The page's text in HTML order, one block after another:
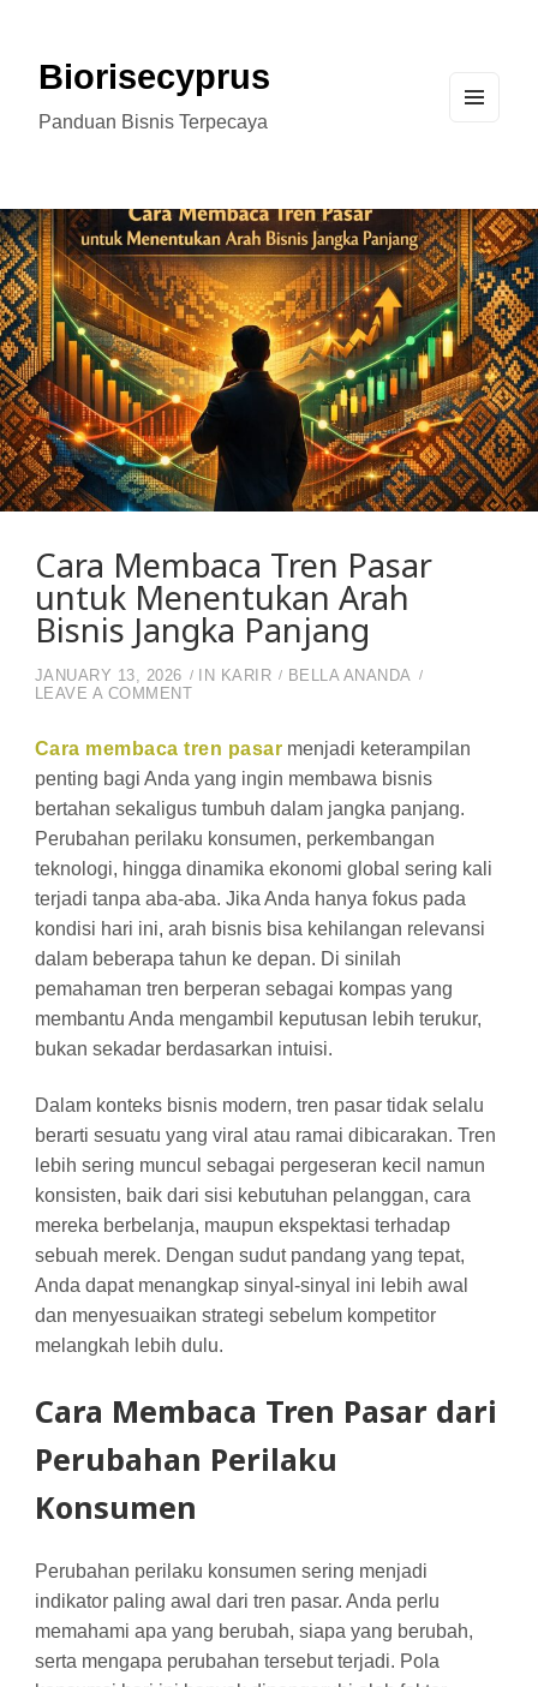
Biorisecyprus
Panduan Bisnis Terpecaya
Cara Membaca Tren Pasar
untuk Menentukan Arah
Bisnis Jangka Panjang
JANUARY 13, 2026 IN KARIR
BELLA ANANDA
LEAVE A COMMENT ON CARA MEMBACA TREN PASAR
Cara membaca tren pasar menjadi keterampilan
penting bagi Anda yang ingin membawa bisnis
bertahan sekaligus tumbuh dalam jangka panjang.
Perubahan perilaku konsumen, perkembangan
teknologi, hingga dinamika ekonomi global sering kali
terjadi tanpa aba-aba. Jika Anda hanya fokus pada
kondisi hari ini, arah bisnis bisa kehilangan relevansi
dalam beberapa tahun ke depan. Di sinilah
pemahaman tren berperan sebagai kompas yang
membantu Anda mengambil keputusan lebih terukur,
bukan sekadar berdasarkan intuisi.
Dalam konteks bisnis modern, tren pasar tidak selalu
berarti sesuatu yang viral atau ramai dibicarakan. Tren
lebih sering muncul sebagai pergeseran kecil namun
konsisten, baik dari sisi kebutuhan pelanggan, cara
mereka berbelanja, maupun ekspektasi terhadap
sebuah merek. Dengan sudut pandang yang tepat,
Anda dapat menangkap sinyal-sinyal ini lebih awal
dan menyesuaikan strategi sebelum kompetitor
melangkah lebih dulu.
Cara Membaca Tren Pasar dari
Perubahan Perilaku
Konsumen
Perubahan perilaku konsumen sering menjadi
indikator paling awal dari tren pasar. Anda perlu
memahami apa yang berubah, siapa yang berubah,
serta mengapa perubahan tersebut terjadi. Pola